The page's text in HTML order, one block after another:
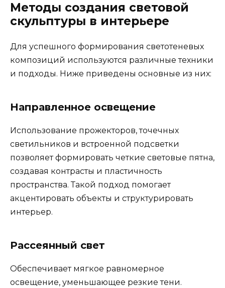
Методы создания световой
скульптуры в интерьере
Для успешного формирования светотеневых
композиций используются различные техники
и подходы. Ниже приведены основные из них:
Направленное освещение
Использование прожекторов, точечных
светильников и встроенной подсветки
позволяет формировать четкие световые пятна,
создавая контрасты и пластичность
пространства. Такой подход помогает
акцентировать объекты и структурировать
интерьер.
Рассеянный свет
Обеспечивает мягкое равномерное
освещение, уменьшающее резкие тени.